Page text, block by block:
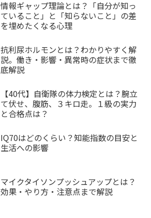
情報ギャップ理論とは？「自分が知っ
ていること」と「知らないこと」の差
を埋めたくなる心理
抗利尿ホルモンとは？わかりやすく解
説。働き・影響・異常時の症状まで徹
底解説
【40代】自衛隊の体力検定とは？腕立
て伏せ、腹筋、３キロ走。１級の実力
と合格点は？
IQ70はどのくらい？知能指数の目安と
生活への影響
マイクタイソンプッシュアップとは？
効果・やり方・注意点まで解説